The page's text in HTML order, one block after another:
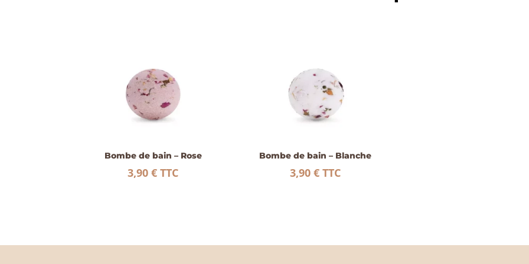
Bombe de bain – Rose
3,90€ TTC
Bombe de bain – Blanche
3,90€ TTC